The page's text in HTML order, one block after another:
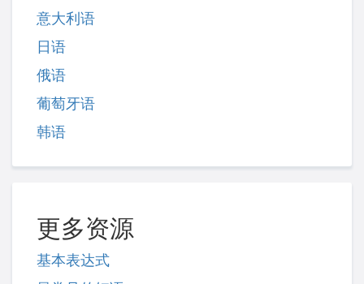
意大利语
日语
俄语
葡萄牙语
韩语
更多资源
基本表达式